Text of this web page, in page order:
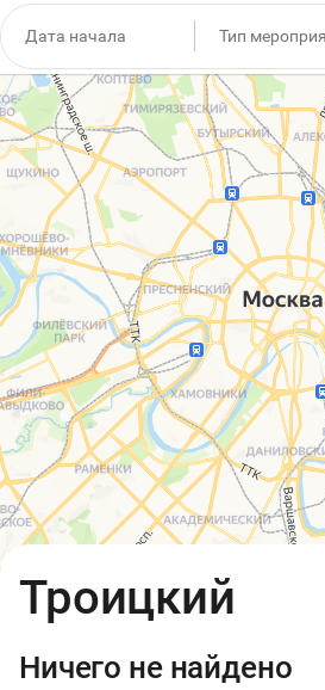
Троицкий
Ничего не найдено